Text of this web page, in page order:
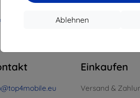
Ablehnen
Einkaufen
Versand &